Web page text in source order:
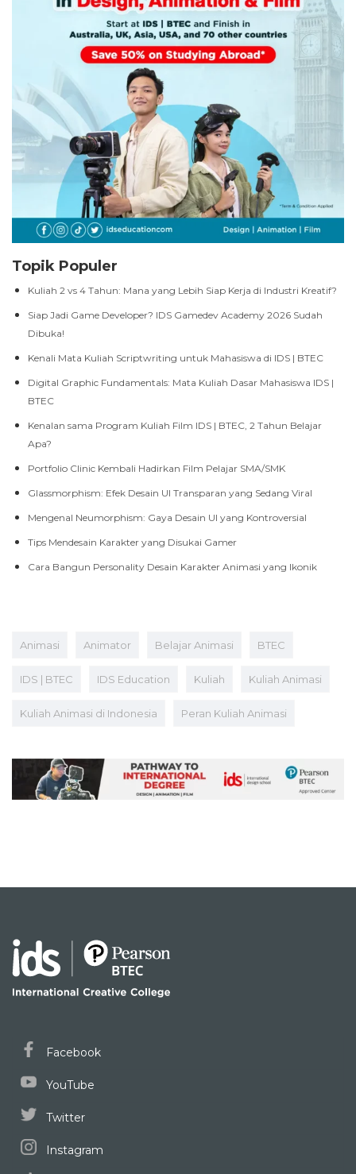
Topik Populer
Kuliah 2 vs 4 Tahun: Mana yang Lebih Siap Kerja di Industri Kreatif?
Siap Jadi Game Developer? IDS Gamedev Academy 2026 Sudah
Dibuka!
Kenali Mata Kuliah Scriptwriting untuk Mahasiswa di IDS | BTEC
Digital Graphic Fundamentals: Mata Kuliah Dasar Mahasiswa IDS |
BTEC
Kenalan sama Program Kuliah Film IDS | BTEC, 2 Tahun Belajar
Apa?
Portfolio Clinic Kembali Hadirkan Film Pelajar SMA/SMK
Glassmorphism: Efek Desain UI Transparan yang Sedang Viral
Mengenal Neumorphism: Gaya Desain UI yang Kontroversial
Tips Mendesain Karakter yang Disukai Gamer
Cara Bangun Personality Desain Karakter Animasi yang Ikonik
Animasi Animator Belajar Animasi BTEC
IDS | BTEC IDS Education Kuliah Kuliah Animasi
Kuliah Animasi di Indonesia Peran Kuliah Animasi
Facebook
YouTube
Twitter
Instagram